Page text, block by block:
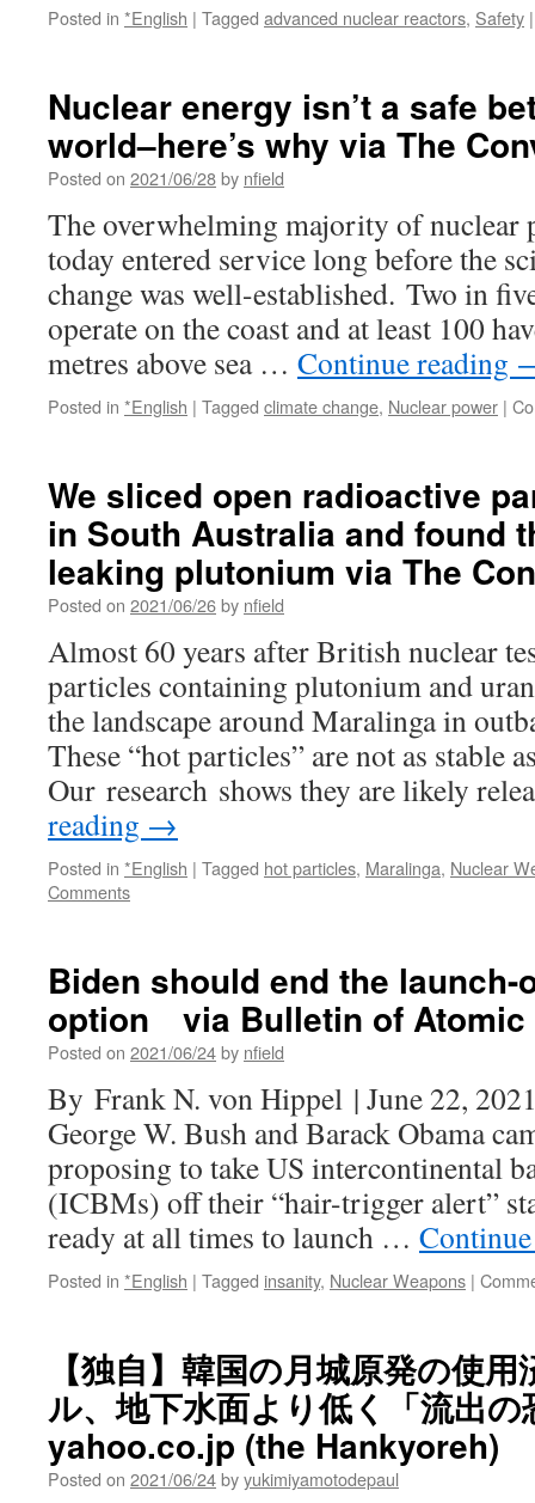
Posted in *English | Tagged advanced nuclear reactors, Safety |
Nuclear energy isn’t a safe
world–here’s why via The
Posted on 2021/06/28by nfield
The overwhelming majority of nuclear
today entered service long before the
change was well-established. Two in
operate on the coast and at least 100
metres above sea … Continue reading
Posted in *English | Tagged climate change, Nuclear power |
We sliced open radioactive
in South Australia and found
leaking plutonium via The
Posted on 2021/06/26by nfield
Almost 60 years after British nuclear
particles containing plutonium and
the landscape around Maralinga in
These “hot particles” are not as stable
Our research shows they are likely
reading →
Posted in *English | Tagged hot particles, Maralinga, Nuclear
Comments
Biden should end the launch-
option via Bulletin of Atomic
Posted on 2021/06/24by nfield
By Frank N. von Hippel | June 22,
George W. Bush and Barack Obama
proposing to take US intercontinental
(ICBMs) off their “hair-trigger alert”
ready at all times to launch …
Posted in *English | Tagged insanity, Nuclear Weapons |
【独自】韓国の月城原発の使
ル、地下水面より低く「流出
yahoo.co.jp (the Hankyoreh)
Posted on 2021/06/24byyukimiyamotodepaul